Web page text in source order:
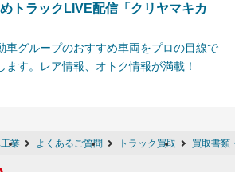
トラックLIVE配信「クリヤマキカ
車グループのおすすめ車両をプロの目線で
ます。レア情報、オトク情報が満載！
業 よくあるご質問 トラック買取 買取書類